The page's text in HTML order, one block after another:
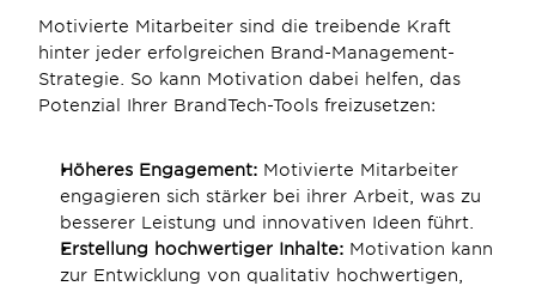
Motivierte Mitarbeiter sind die treibende Kraft
hinter jeder erfolgreichen Brand-Management-
Strategie. So kann Motivation dabei helfen, das
Potenzial Ihrer BrandTech-Tools freizusetzen:
Höheres Engagement: Motivierte Mitarbeiter
engagieren sich stärker bei ihrer Arbeit, was zu
besserer Leistung und innovativen Ideen führt.
Erstellung hochwertiger Inhalte: Motivation kann
zur Entwicklung von qualitativ hochwertigen,